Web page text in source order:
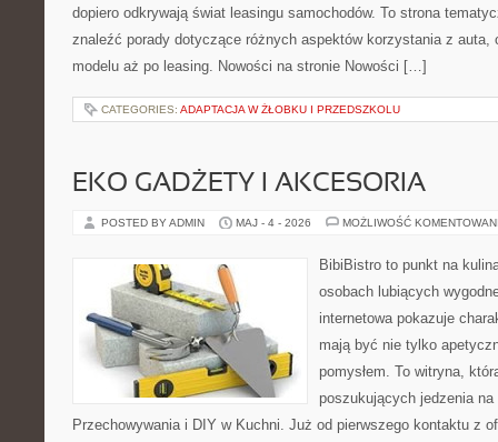
dopiero odkrywają świat leasingu samochodów. To strona
znaleźć porady dotyczące różnych aspektów korzystania z auta,
modelu aż po leasing. Nowości na stronie Nowości […]
CATEGORIES: ADAPTACJA W ŻŁOBKU I PRZEDSZKOLU
EKO GADŻETY I AKCESORIA
POSTED BY ADMIN MAJ - 4 - 2026 MOŻLIWOŚĆ
BibiBistro to punkt na
osobach lubiących
internetowa pokazuje
mają być nie tylko
pomysłem. To witryna,
poszukujących jedzenia
Przechowywania i DIY w Kuchni. Już od pierwszego kontaktu z